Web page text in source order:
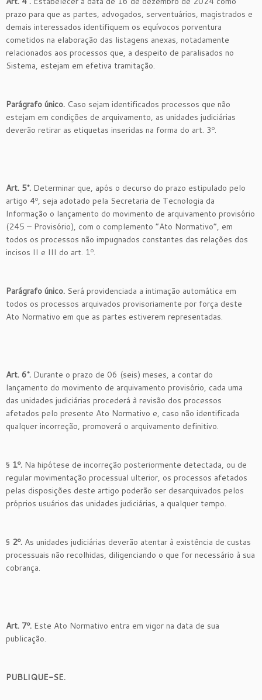
prazo para que as partes, advogados, serventuários, magistrados e
demais interessados identifiquem os equívocos porventura
cometidos na elaboração das listagens anexas, notadamente
relacionados aos processos que, a despeito de paralisados no
Sistema, estejam em efetiva tramitação.
Parágrafo único. Caso sejam identificados processos que não
estejam em condições de arquivamento, as unidades judiciárias
deverão retirar as etiquetas inseridas na forma do art. 3º.
Art. 5°. Determinar que, após o decurso do prazo estipulado pelo
artigo 4º, seja adotado pela Secretaria de Tecnologia da
Informação o lançamento do movimento de arquivamento provisório
(245 – Provisório), com o complemento “Ato Normativo”, em
todos os processos não impugnados constantes das relações dos
incisos II e III do art. 1º.
Parágrafo único. Será providenciada a intimação automática em
todos os processos arquivados provisoriamente por força deste
Ato Normativo em que as partes estiverem representadas.
Art. 6°. Durante o prazo de 06 (seis) meses, a contar do
lançamento do movimento de arquivamento provisório, cada uma
das unidades judiciárias procederá à revisão dos processos
afetados pelo presente Ato Normativo e, caso não identificada
qualquer incorreção, promoverá o arquivamento definitivo.
§ 1º. Na hipótese de incorreção posteriormente detectada, ou de
regular movimentação processual ulterior, os processos afetados
pelas disposições deste artigo poderão ser desarquivados pelos
próprios usuários das unidades judiciárias, a qualquer tempo.
§ 2º. As unidades judiciárias deverão atentar à existência de custas
processuais não recolhidas, diligenciando o que for necessário à sua
cobrança.
Art. 7º. Este Ato Normativo entra em vigor na data de sua
publicação.
PUBLIQUE-SE.